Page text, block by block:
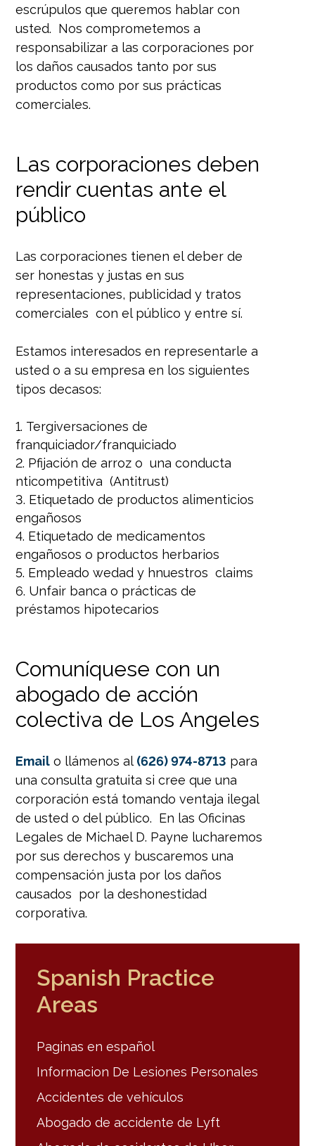
escrúpulos que queremos hablar con
usted. Nos comprometemos a
responsabilizar a las corporaciones por
los daños causados tanto por sus
productos como por sus prácticas
comerciales.
Las corporaciones deben
rendir cuentas ante el
público
Las corporaciones tienen el deber de
ser honestas y justas en sus
representaciones, publicidad y tratos
comerciales con el público y entre sí.
Estamos interesados en representarle a
usted o a su empresa en los siguientes
tipos decasos:
Tergiversaciones de
franquiciador/franquiciado
Pfijación de arroz o una conducta
nticompetitiva (Antitrust)
Etiquetado de productos alimenticios
engañosos
Etiquetado de medicamentos
engañosos o productos herbarios
Empleado wedad y hnuestros claims
Unfair banca o prácticas de
préstamos hipotecarios
Comuníquese con un
abogado de acción
colectiva de Los Angeles
Email o llámenos al (626) 974-8713 para
una consulta gratuita si cree que una
corporación está tomando ventaja ilegal
de usted o del público. En las Oficinas
Legales de Michael D. Payne lucharemos
por sus derechos y buscaremos una
compensación justa por los daños
causados por la deshonestidad
corporativa.
Spanish Practice
Areas
Paginas en español
Informacion De Lesiones Personales
Accidentes de vehículos
Abogado de accidente de Lyft